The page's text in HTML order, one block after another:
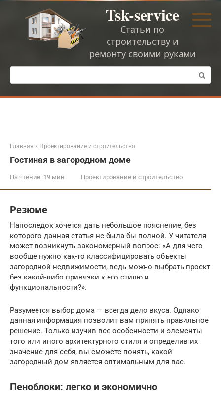
Перейти
Tsk-service
Статьи по
строительству и
ремонту своими руками
Поиск:
Главная » Проектирование и строительство
Гостиная в загородном доме
На чтение: 19 мин Проектирование и строительство
Резюме
Напоследок хочется дать небольшое пояснение, без
которого данная статья не была бы полной. У читателя
может возникнуть закономерный вопрос: «А для чего
вообще нужно как-то классифицировать объекты
загородной недвижимости, ведь можно выбрать проект
без какой-либо привязки к его стилю и
функциональности?».
Разумеется выбор дома — всегда дело вкуса. Однако
данная информация позволит вам принять правильное
решение. Только изучив все особенности и элементы
того или иного архитектурного стиля и определив их
значение для себя, вы сможете понять, какой
загородный дом является оптимальным для вас.
Пеноблоки: легко и экономично